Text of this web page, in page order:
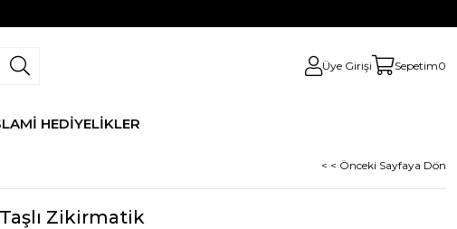
Üye Girişi Sepetim0
HEDİYELİKLER
< < Önceki Sayfaya Dön
Zikirmatik